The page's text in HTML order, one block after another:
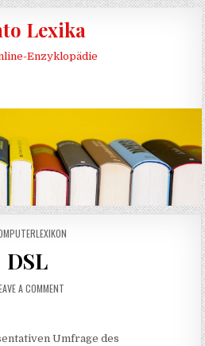
Lexika
Enzyklopädie
IN
DSL
A COMMENTON DSL
Umfrage des